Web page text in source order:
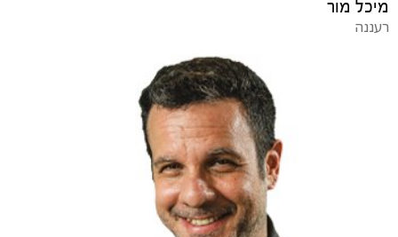
מיכל מור
רעננה